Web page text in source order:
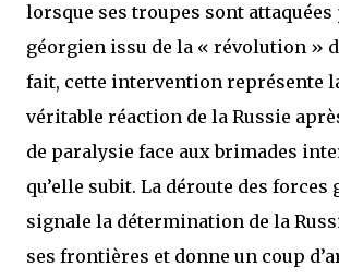
lorsque ses troupes sont
géorgien issu de la « révolution »
fait, cette intervention représente
véritable réaction de la Russie
de paralysie face aux brimades
qu’elle subit. La déroute des forces
signale la détermination de la
ses frontières et donne un coup